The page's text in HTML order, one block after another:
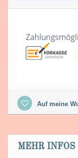
Auf meine
MEHR INFOS